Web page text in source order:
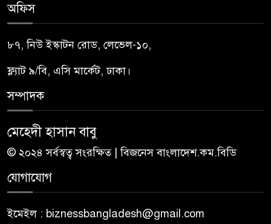
অফিস
৮৭, নিউ ইস্কাটন রোড, লেভেল-১০,
ফ্ল্যাট ৯/বি, এসি মার্কেট, ঢাকা।
সম্পাদক
মেহেদী হাসান বাবু
© ২০২৪ সর্বস্বত্ব সংরক্ষিত | বিজনেস বাংলাদেশ.কম.বিডি
যোগাযোগ
ইমেইল : biznessbangladesh@gmail.com